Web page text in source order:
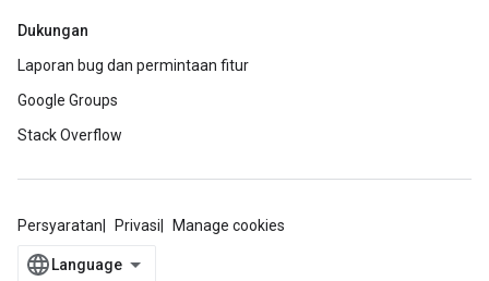
Dukungan
Laporan bug dan permintaan fitur
Google Groups
Stack Overflow
Persyaratan Privasi Manage cookies